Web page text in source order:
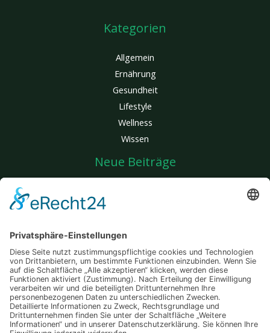
Kategorien
Allgemein
Ernährung
Gesundheit
Lifestyle
Wellness
Wissen
Neue Beiträge
Glatte Haut, kein Aufwand: Entdecke den Unterschied einer
innovativen Behandlung, die wirklich wirkt
und Herz fordert
Wenn mehrere Traumziele zusammenkommen – so wird deine
Reise zum unvergesslichen Abenteuer
Auswärts essen und trotzdem fit bleiben – Tipps für einen
bewussten Lifestyle
Mit der richtigen Basis gelingt dein Grow – Geduld zahlt sich aus